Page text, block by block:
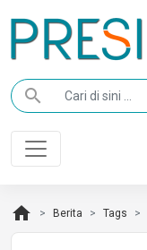
search
home Berita Tags